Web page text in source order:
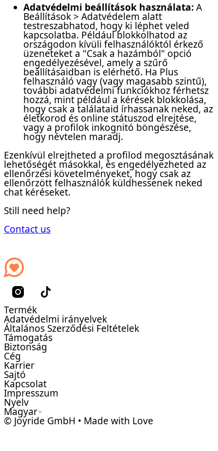
Adatvédelmi beállítások használata:A
Beállítások > Adatvédelem alatt
testreszabhatod, hogy ki léphet veled
kapcsolatba. Például blokkolhatod az
országodon kívüli felhasználóktól érkező
üzeneteket a "Csak a hazámból" opció
engedélyezésével, amely a szűrő
beállításaidban is elérhető. Ha Plus
felhasználó vagy (vagy magasabb szintű),
további adatvédelmi funkciókhoz férhetsz
hozzá, mint például a kérések blokkolása,
hogy csak a találataid írhassanak neked, az
életkorod és online státuszod elrejtése,
vagy a profilok inkognitó böngészése,
hogy névtelen maradj.
Ezenkívül elrejtheted a profilod megosztásának
lehetőségét másokkal, és engedélyezheted az
ellenőrzési követelményeket, hogy csak az
ellenőrzött felhasználók küldhessenek neked
chat kéréseket.
Still need help?
Contact us
Termék
Adatvédelmi irányelvek
Általános Szerződési Feltételek
Támogatás
Biztonság
Cég
Karrier
Sajtó
Kapcsolat
Impresszum
Nyelv
Magyar
© Joyride GmbH • Made with Love